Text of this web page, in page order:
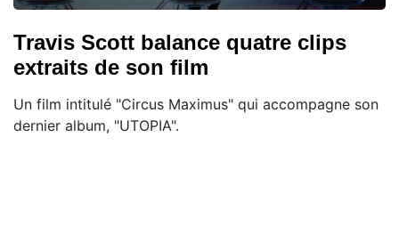
Travis Scott balance quatre clips
extraits de son film
Un film intitulé "Circus Maximus" qui accompagne son
dernier album, "UTOPIA".